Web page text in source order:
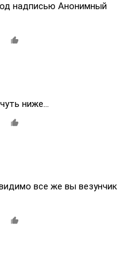
надписью Анонимный
ниже...
все же вы везунчик